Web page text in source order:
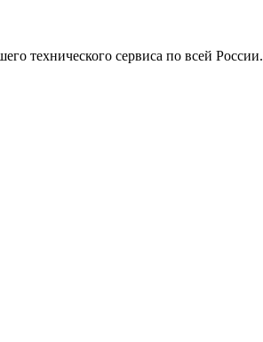
технического сервиса по всей России.